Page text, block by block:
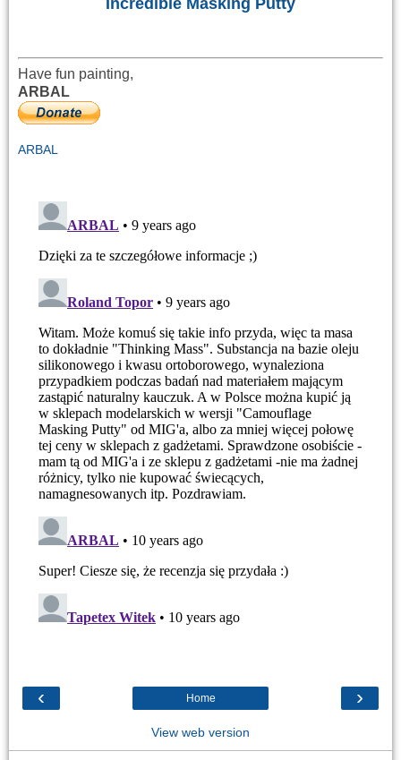
Have fun painting,
ARBAL
ARBAL
‹ ›
Home
View web version